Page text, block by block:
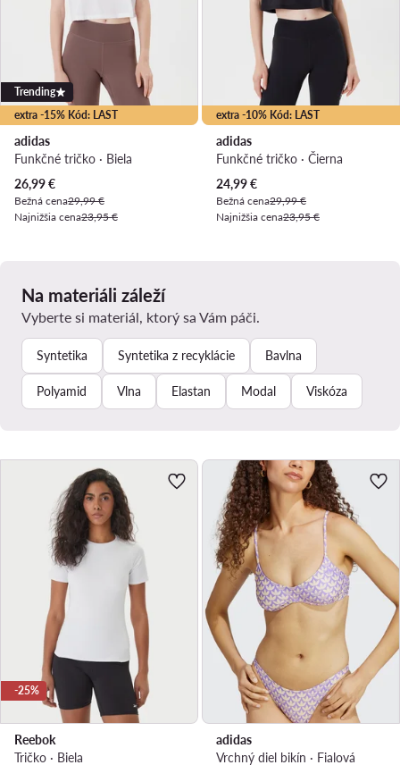
extra -15% Kód: LAST
Trending
adidas
Funkčné tričko · Biela
Aktuálna cena
26,99€
Bežná cena29,99 €
Najnižšia cena23,95 €
extra -10% Kód: LAST
adidas
Funkčné tričko · Čierna
Aktuálna cena
24,99€
Bežná cena29,99 €
Najnižšia cena23,95 €
Na materiáli záleží
Vyberte si materiál, ktorý sa Vám páči.
Syntetika Syntetika z recyklácie Bavlna
Polyamid Vlna Elastan Modal Viskóza
-25%
Reebok
Tričko · Biela
adidas
Vrchný diel bikín · Fialová